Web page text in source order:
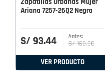
Ariana 7257-26Q2 Negro
S/ 93.44 S/ 169.90
VER PRODUCTO